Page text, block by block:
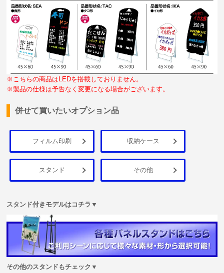
※こちらの商品はLEDを搭載しておりません。
※製品の仕様は予告なく変更になる場合がございます。
併せて買いたいオプション品
フィルム印刷 収納ケース
スタンド その他
スタンド付きモデルはコチラ▼
その他のスタンドもチェック▼